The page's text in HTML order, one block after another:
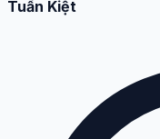
Tuấn Kiệt